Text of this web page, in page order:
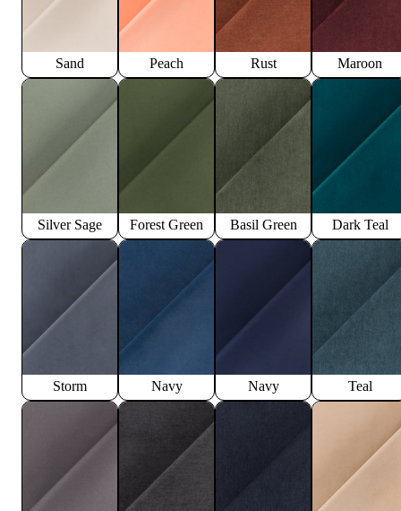
Sand Peach Rust Maroon
Silver Sage Forest Green Basil Green Dark Teal
Storm Navy Navy Teal